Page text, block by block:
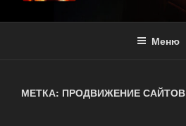
Меню
МЕТКА: ПРОДВИЖЕНИЕ САЙТОВ